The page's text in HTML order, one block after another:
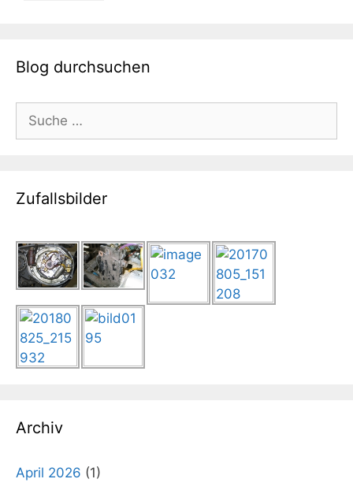
Blog durchsuchen
nach:
Zufallsbilder
Archiv
April 2026 (1)